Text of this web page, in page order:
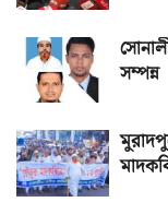
সম্পন্ন